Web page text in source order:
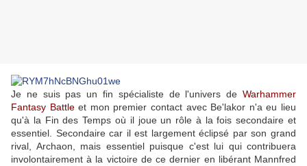
Je ne suis pas un fin spécialiste de l'univers de Warhammer
Fantasy Battleet mon premier contact avec Be'lakor n'a eu lieu
qu'à la Fin des Temps où il joue un rôle à la fois secondaire et
essentiel. Secondaire car il est largement éclipsé par son grand
rival, Archaon, mais essentiel puisque c'est lui qui contribuera
involontairement à la victoire de ce dernier en libérant Mannfred